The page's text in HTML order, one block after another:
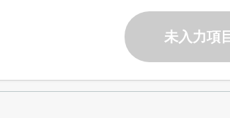
未入力項